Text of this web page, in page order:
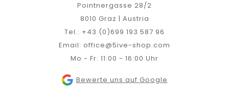
Pointnergasse 28/2
8010 Graz | Austria
Tel.: +43 (0)699 193 587 96
Email: office@5ive-shop.com
Mo - Fr: 11:00 - 16:00 Uhr
Bewerte uns auf Google